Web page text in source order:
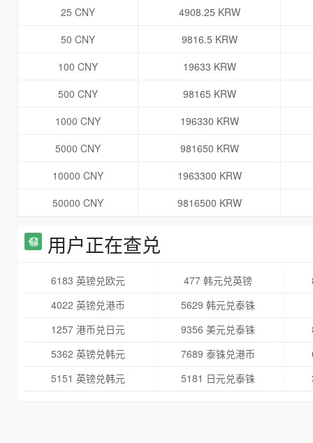
25 CNY
4908.25 KRW
50 CNY
9816.5 KRW
100 CNY
19633 KRW
500 CNY
98165 KRW
1000 CNY
196330 KRW
5000 CNY
981650 KRW
10000 CNY
1963300 KRW
50000 CNY
9816500 KRW
用户正在查兑
6183 英镑兑欧元 477 韩元兑英镑
4022 英镑兑港币
5629 韩元兑泰铢
1257 港币兑日元
9356 美元兑泰铢
5362 英镑兑韩元
7689 泰铢兑港币
5151 英镑兑韩元
5181 日元兑泰铢